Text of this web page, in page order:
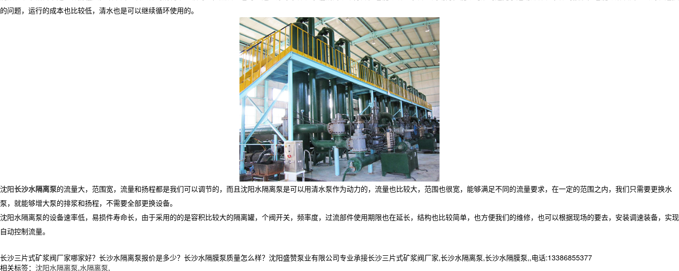
的问题，运行的成本也比较低，清水也是可以继续循环使用的。
沈阳长沙水隔离泵的流量大，范围宽，流量和扬程都是我们可以调节的，而且沈阳水隔离泵是可以用清水泵作为动力的，流量也比较大，范围也很宽，能够满足不同的流量要求，在一定的范围之内，我们只需要更换水
泵，就能够增大泵的排浆和扬程，不需要全部更换设备。
沈阳水隔离泵的设备速率低，易损件寿命长，由于采用的的是容积比较大的隔离罐，个阀开关，频率度，过流部件使用期限也在延长，结构也比较简单，也方便我们的维修，也可以根据现场的要去，安装调速装备，实现
自动控制流量。
长沙三片式矿浆阀厂家哪家好？长沙水隔离泵报价是多少？长沙水隔膜泵质量怎么样？沈阳盛赞泵业有限公司专业承接长沙三片式矿浆阀厂家,长沙水隔离泵,长沙水隔膜泵,,电话:13386855377
相关标签： 沈阳水隔离泵,水隔离泵,